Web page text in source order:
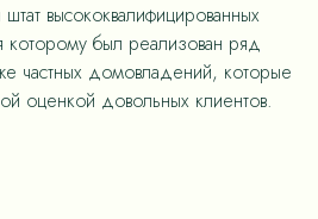
высококвалифицированных
которому был реализован ряд
частных домовладений, которые
оценкой довольных клиентов.